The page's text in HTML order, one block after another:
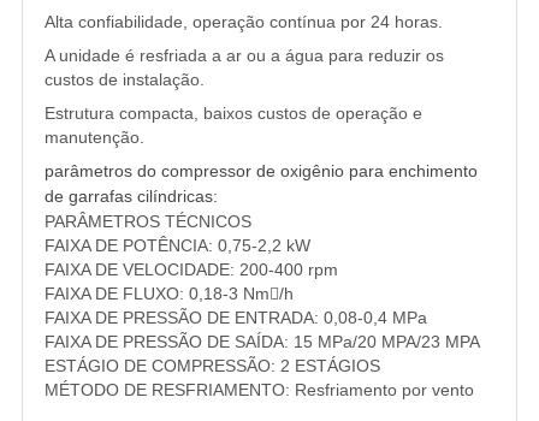
Alta confiabilidade, operação contínua por 24 horas.
A unidade é resfriada a ar ou a água para reduzir os
custos de instalação.
Estrutura compacta, baixos custos de operação e
manutenção.
parâmetros do compressor de oxigênio para enchimento
de garrafas cilíndricas:
PARÂMETROS TÉCNICOS
FAIXA DE POTÊNCIA: 0,75-2,2 kW
FAIXA DE VELOCIDADE: 200-400 rpm
FAIXA DE FLUXO: 0,18-3 Nm/h
FAIXA DE PRESSÃO DE ENTRADA: 0,08-0,4 MPa
FAIXA DE PRESSÃO DE SAÍDA: 15 MPa/20 MPA/23 MPA
ESTÁGIO DE COMPRESSÃO: 2 ESTÁGIOS
MÉTODO DE RESFRIAMENTO: Resfriamento por vento